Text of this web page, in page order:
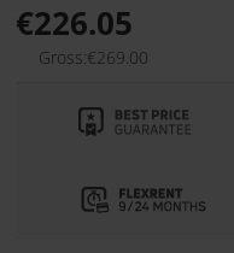
€226.05
Gross:€269.00